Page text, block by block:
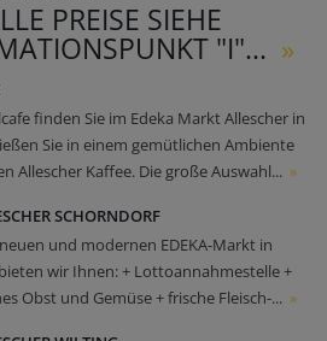
PREISE SIEHE
"I"... »
finden Sie im Edeka Markt Allescher in
Sie in einem gemütlichen Ambiente
Allescher Kaffee. Die große Auswahl... »
SCHORNDORF
und modernen EDEKA-Markt in
wir Ihnen: + Lottoannahmestelle +
Obst und Gemüse + frische Fleisch-... »